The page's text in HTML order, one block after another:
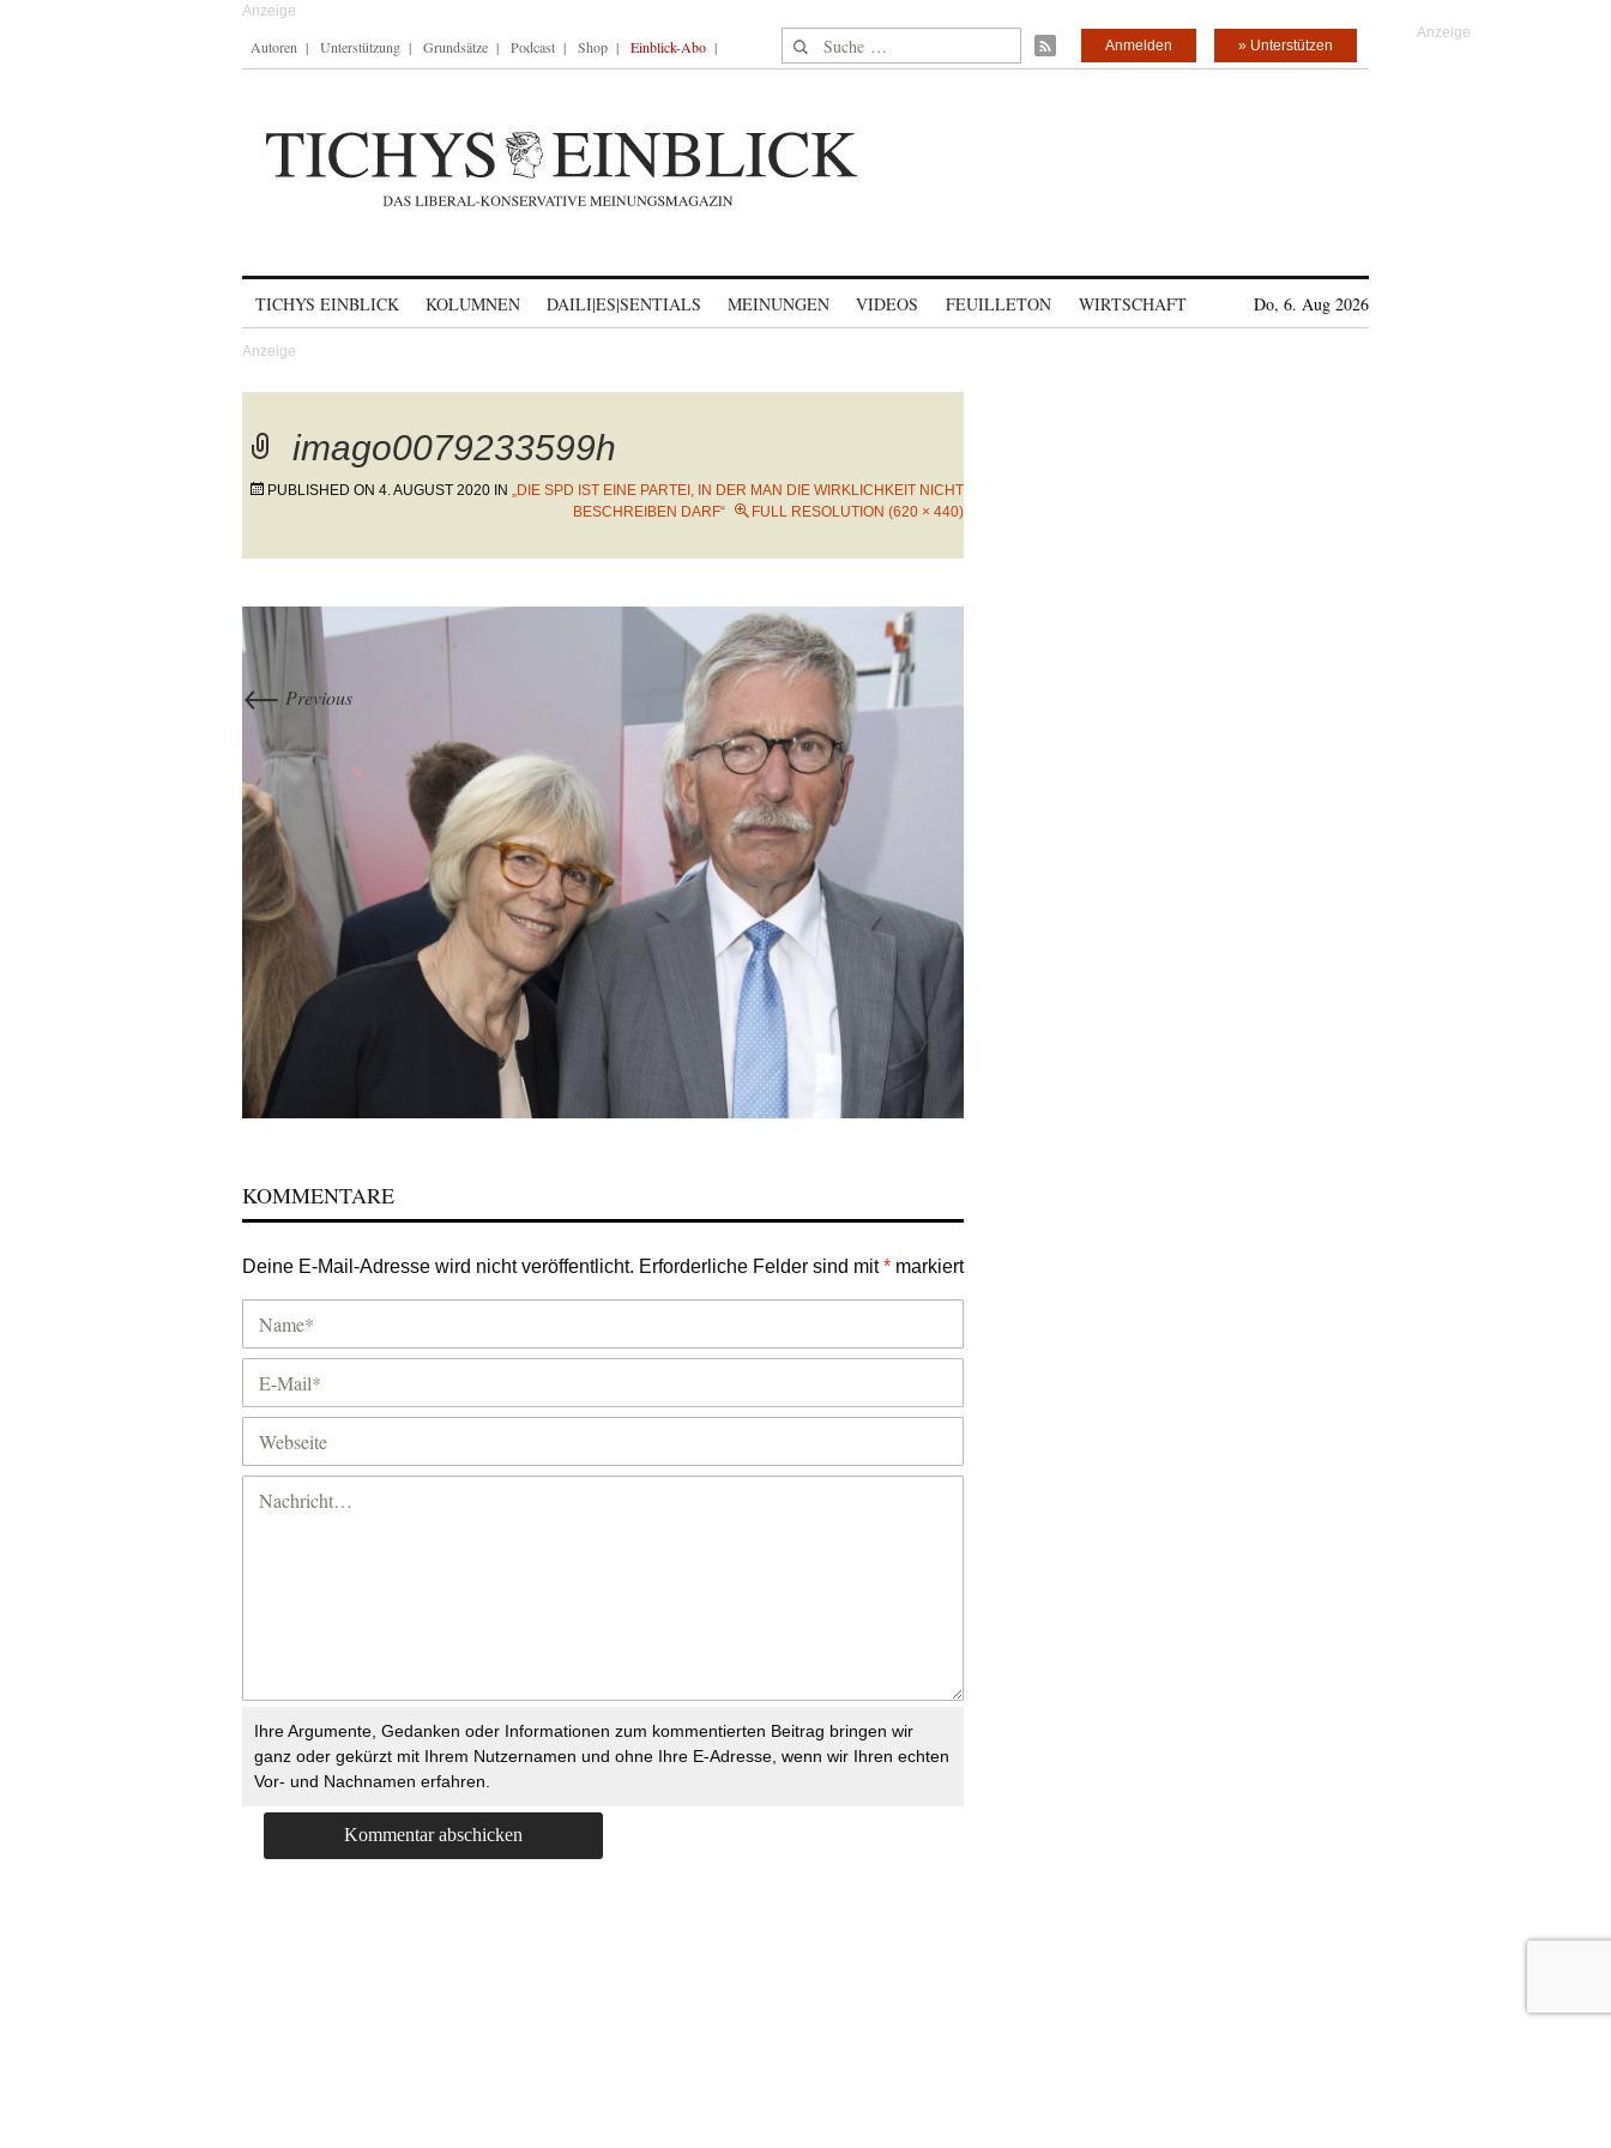
Autoren Unterstützung Grundsätze Podcast Shop Einblick-Abo Suche nach: » Unterstützen
Anmelden
TICHYS EINBLICK KOLUMNEN DAILI|ES|SENTIALS MEINUNGEN VIDEOS FEUILLETON WIRTSCHAFT Do, 6. Aug 2026
imago0079233599h
PUBLISHED ON 4. AUGUST 2020 IN „DIE SPD IST EINE PARTEI, IN DER MAN DIE WIRKLICHKEIT NICHT
BESCHREIBEN DARF“
FULL RESOLUTION (620 × 440)
← Previous
KOMMENTARE
Deine E-Mail-Adresse wird nicht veröffentlicht. Erforderliche Felder sind mit* markiert
Ihre Argumente, Gedanken oder Informationen zum kommentierten Beitrag bringen wir
ganz oder gekürzt mit Ihrem Nutzernamen und ohne Ihre E-Adresse, wenn wir Ihren echten
Vor- und Nachnamen erfahren.